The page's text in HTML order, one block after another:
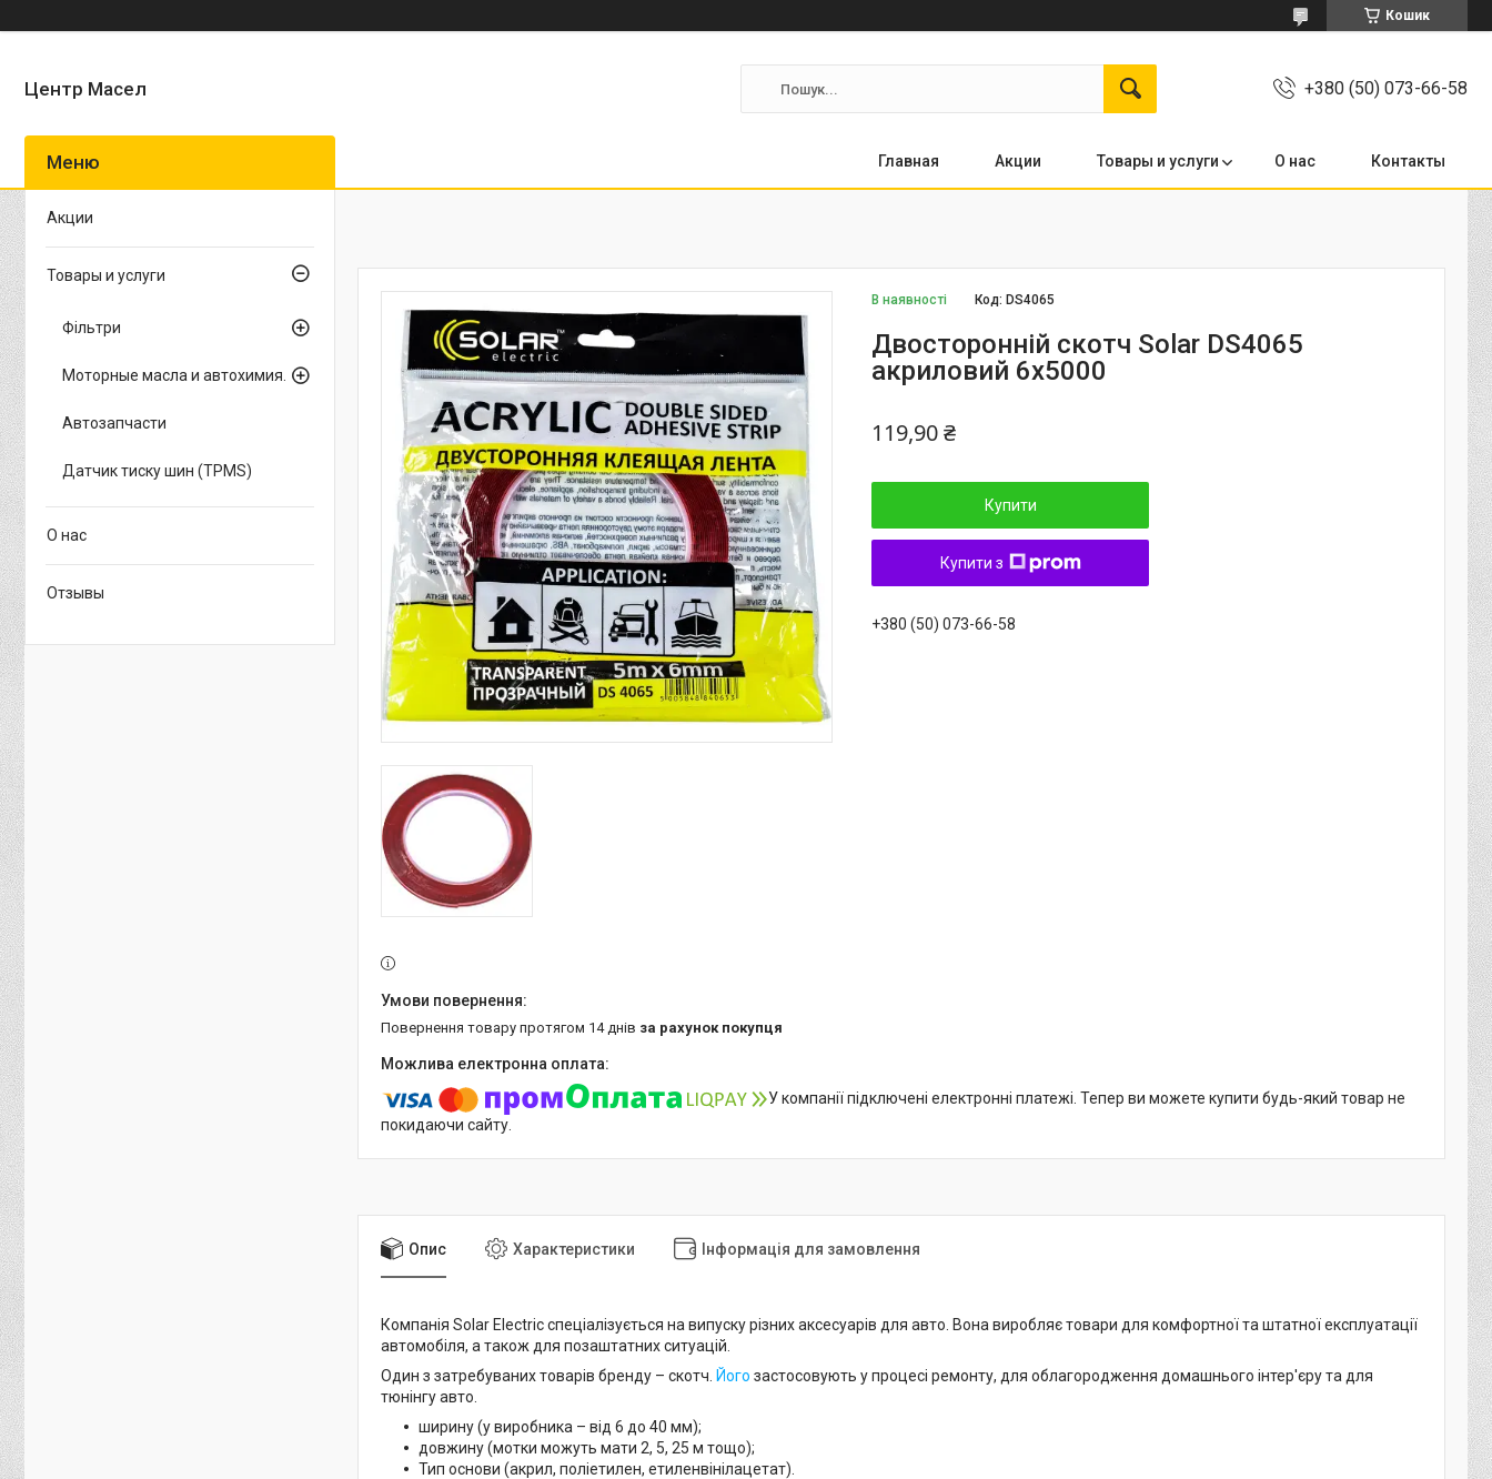
Кошик
Центр Масел +380 (50) 073-66-58
Главная Акции Товары и услуги О нас Контакты
В наявності Код: DS4065
Двосторонній скотч Solar DS4065
акриловий 6x5000
119,90 ₴
Купити
Купити з
+380 (50) 073-66-58
повернення товару протягом 14 днів за рахунок покупця
У компанії підключені електронні платежі. Тепер ви можете купити будь-який товар не
покидаючи сайту.
Опис Характеристики Інформація для замовлення
Компанія Solar Electric спеціалізується на випуску різних аксесуарів для авто. Вона виробляє товари для комфортної та штатної експлуатації
автомобіля, а також для позаштатних ситуацій.
Один з затребуваних товарів бренду – скотч. Його застосовують у процесі ремонту, для облагородження домашнього інтер'єру та для
тюнінгу авто.
ширину (у виробника – від 6 до 40 мм);
довжину (мотки можуть мати 2, 5, 25 м тощо);
Тип основи (акрил, поліетилен, етиленвінілацетат).
Акции
Товары и услуги
Фільтри
Моторные масла и автохимия.
Автозапчасти
Датчик тиску шин (TPMS)
О нас
Отзывы